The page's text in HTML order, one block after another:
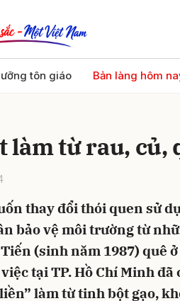
tôn giáo Bản làng hôm
làm từ rau, củ,
thay đổi thói quen sử
bảo vệ môi trường từ
(sinh năm 1987) quê
tại TP. Hồ Chí Minh
làm từ tinh bột gạo,
Gửi bình luận